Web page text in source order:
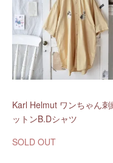
Karl Helmut ワンちゃん刺
ットンB.Dシャツ
SOLD OUT